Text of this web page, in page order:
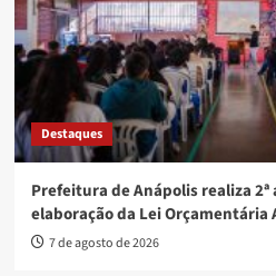
Destaques
Prefeitura de Anápolis realiza
elaboração da Lei Orçamentária
7 de agosto de 2026